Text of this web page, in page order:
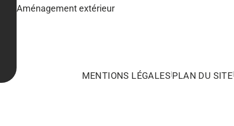
Aménagement extérieur
MENTIONS LÉGALES|PLAN DU SITE|